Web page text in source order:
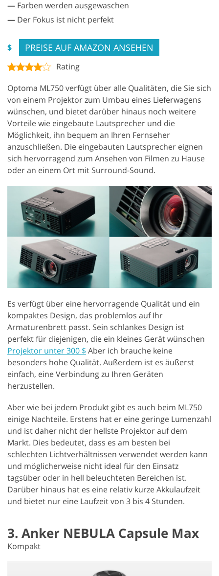
— Farben werden ausgewaschen
— Der Fokus ist nicht perfekt
$ PREISE AUF AMAZON ANSEHEN
Rating
Optoma ML750 verfügt über alle Qualitäten, die Sie sich
von einem Projektor zum Umbau eines Lieferwagens
wünschen, und bietet darüber hinaus noch weitere
Vorteile wie eingebaute Lautsprecher und die
Möglichkeit, ihn bequem an Ihren Fernseher
anzuschließen. Die eingebauten Lautsprecher eignen
sich hervorragend zum Ansehen von Filmen zu Hause
oder an einem Ort mit Surround-Sound.
Es verfügt über eine hervorragende Qualität und ein
kompaktes Design, das problemlos auf Ihr
Armaturenbrett passt. Sein schlankes Design ist
perfekt für diejenigen, die ein kleines Gerät wünschen
Projektor unter 300 $ Aber ich brauche keine
besonders hohe Qualität. Außerdem ist es äußerst
einfach, eine Verbindung zu Ihren Geräten
herzustellen.
Aber wie bei jedem Produkt gibt es auch beim ML750
einige Nachteile. Erstens hat er eine geringe Lumenzahl
und ist daher nicht der hellste Projektor auf dem
Markt. Dies bedeutet, dass es am besten bei
schlechten Lichtverhältnissen verwendet werden kann
und möglicherweise nicht ideal für den Einsatz
tagsüber oder in hell beleuchteten Bereichen ist.
Darüber hinaus hat es eine relativ kurze Akkulaufzeit
und bietet nur eine Laufzeit von 3 bis 4 Stunden.
3. Anker NEBULA Capsule Max
Kompakt